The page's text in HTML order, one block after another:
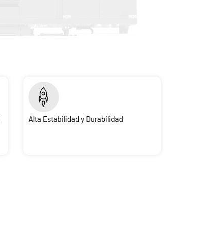
Alta Estabilidad y Durabilidad